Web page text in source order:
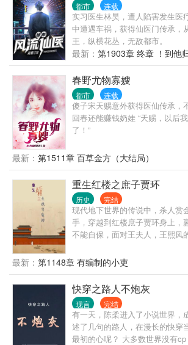
都市 连载
实习医生林昊，遭人陷害发生医
中遭遇车祸，获得仙医门传承，
王，纵横花丛，无敌都市。
最新： 第1903章 终章 ！到他
春野尤物寡嫂
都市 连载
傻子宋天赐意外获得医仙传承，
回春还能赚钱奶娃 “天赐，以后
了！”
最新： 第1511章 百草金方（大结局）
重生红楼之庶子贾环
历史 完结
现代地下世界的传说中，杀人赏
手，穿越到红楼庶子贾环身上，
不能自保，面对王夫人，王熙凤
斗，慢慢改变贾家被抄家的命运
最新： 第1148章 有编制的小吏
快穿之路人不炮灰
现言 完结
有一天，陈柔进入了小说世界，
述了几句的路人，在漫长的快穿
最初的心呢？ 大多数世界没有